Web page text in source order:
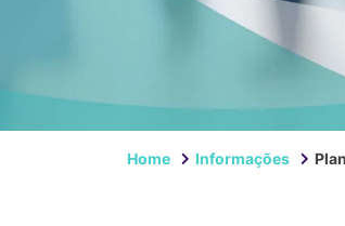
Home Informações